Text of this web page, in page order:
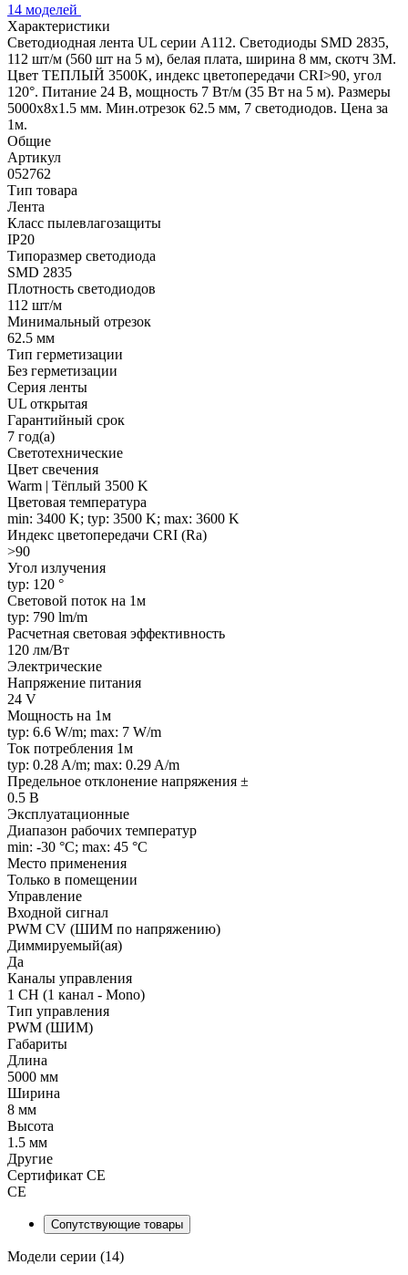
14 моделей
Характеристики
Светодиодная лента UL серии A112. Светодиоды SMD 2835,
112 шт/м (560 шт на 5 м), белая плата, ширина 8 мм, скотч 3M.
Цвет ТЕПЛЫЙ 3500K, индекс цветопередачи CRI>90, угол
120°. Питание 24 В, мощность 7 Вт/м (35 Вт на 5 м). Размеры
5000x8x1.5 мм. Мин.отрезок 62.5 мм, 7 светодиодов. Цена за
1м.
Общие
Артикул
052762
Тип товара
Лента
Класс пылевлагозащиты
IP20
Типоразмер светодиода
SMD 2835
Плотность светодиодов
112 шт/м
Минимальный отрезок
62.5 мм
Тип герметизации
Без герметизации
Серия ленты
UL открытая
Гарантийный срок
7 год(а)
Светотехнические
Цвет свечения
Warm | Тёплый 3500 K
Цветовая температура
min: 3400 K; typ: 3500 K; max: 3600 K
Индекс цветопередачи CRI (Ra)
>90
Угол излучения
typ: 120 °
Световой поток на 1м
typ: 790 lm/m
Расчетная световая эффективность
120 лм/Вт
Электрические
Напряжение питания
24 V
Мощность на 1м
typ: 6.6 W/m; max: 7 W/m
Ток потребления 1м
typ: 0.28 A/m; max: 0.29 A/m
Предельное отклонение напряжения ±
0.5 В
Эксплуатационные
Диапазон рабочих температур
min: -30 °C; max: 45 °C
Место применения
Только в помещении
Управление
Входной сигнал
PWM СV (ШИМ по напряжению)
Диммируемый(ая)
Да
Каналы управления
1 CH (1 канал - Mono)
Тип управления
PWM (ШИМ)
Габариты
Длина
5000 мм
Ширина
8 мм
Высота
1.5 мм
Другие
Сертификат CE
CE
Сопутствующие товары
Модели серии (14)